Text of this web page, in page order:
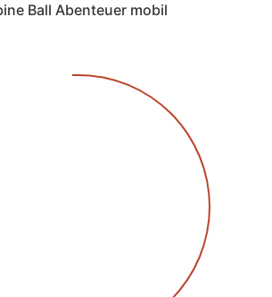
Ball Abenteuer mobil